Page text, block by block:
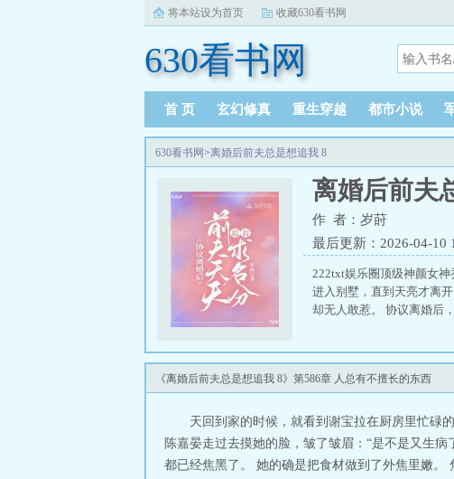
将本站设为首页 收藏630看书网
630看书网
首 页 玄幻修真 重生穿越 都市小说
630看书网>离婚后前夫总是想追我 8
离婚后前夫
作 者：岁莳
最后更新：2026-04-10
222txt娱乐圈顶级神颜女
进入别墅，直到天亮才离
却无人敢惹。 协议离婚后
《离婚后前夫总是想追我 8》第586章 人总有不擅长的东西
天回到家的时候，就看到谢宝拉在厨房里忙碌
陈嘉晏走过去摸她的脸，皱了皱眉：“是不是又生
都已经焦黑了。 她的确是把食材做到了外焦里嫩